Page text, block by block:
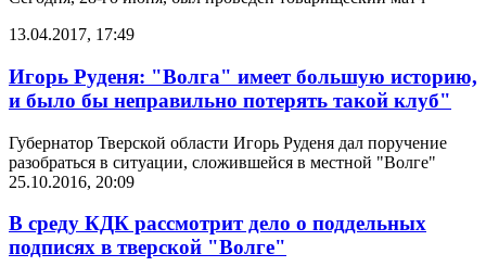
13.04.2017, 17:49
Игорь Руденя: "Волга" имеет большую историю,
и было бы неправильно потерять такой клуб"
Губернатор Тверской области Игорь Руденя дал поручение
разобраться в ситуации, сложившейся в местной "Волге"
25.10.2016, 20:09
В среду КДК рассмотрит дело о поддельных
подписях в тверской "Волге"